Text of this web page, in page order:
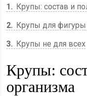
1
Крупы: состав и
2
Крупы для фигуры
3
Крупы не для всех
Крупы:
организма